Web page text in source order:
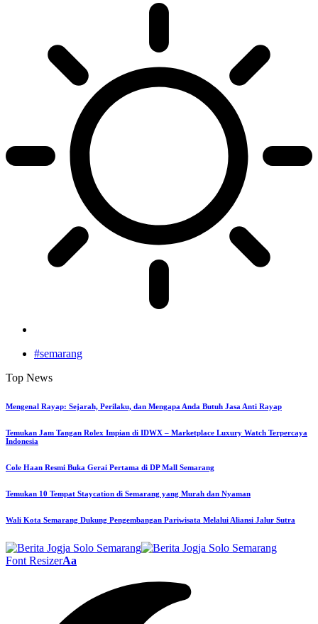
#semarang
Top News
Mengenal Rayap: Sejarah, Perilaku, dan Mengapa Anda Butuh Jasa Anti Rayap
Temukan Jam Tangan Rolex Impian di IDWX – Marketplace Luxury Watch Terpercaya
Indonesia
Cole Haan Resmi Buka Gerai Pertama di DP Mall Semarang
Temukan 10 Tempat Staycation di Semarang yang Murah dan Nyaman
Wali Kota Semarang Dukung Pengembangan Pariwisata Melalui Aliansi Jalur Sutra
Font ResizerAa